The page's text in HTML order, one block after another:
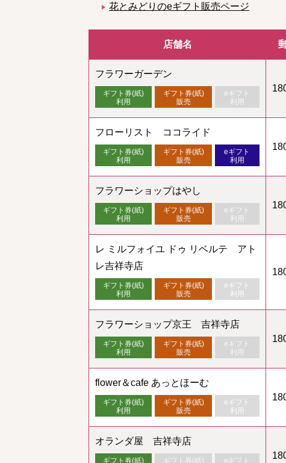
花とみどりのeギフト販売ページ
店舗名
フラワーガーデン
ギフト券(紙)
利用
ギフト券(紙)
販売
eギフト
利用
フローリスト ココライド
ギフト券(紙)
利用
ギフト券(紙)
販売
eギフト
利用
フラワーショップはやし
ギフト券(紙)
利用
ギフト券(紙)
販売
eギフト
利用
レ ミルフォイユ ドゥ リベルテ アト
レ吉祥寺店
ギフト券(紙)
利用
ギフト券(紙)
販売
eギフト
利用
フラワーショップ京王 吉祥寺店
ギフト券(紙)
利用
ギフト券(紙)
販売
eギフト
利用
flower＆cafe あっとほーむ
ギフト券(紙)
利用
ギフト券(紙)
販売
eギフト
利用
オランダ屋 吉祥寺店
ギフト券(紙)
ギフト券(紙)
eギフト